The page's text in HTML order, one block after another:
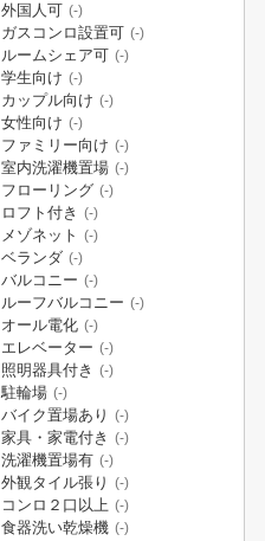
外国人可 (-)
ガスコンロ設置可 (-)
ルームシェア可 (-)
学生向け (-)
カップル向け (-)
女性向け (-)
ファミリー向け (-)
室内洗濯機置場 (-)
フローリング (-)
ロフト付き (-)
メゾネット (-)
ベランダ (-)
バルコニー (-)
ルーフバルコニー (-)
オール電化 (-)
エレベーター (-)
照明器具付き (-)
駐輪場 (-)
バイク置場あり (-)
家具・家電付き (-)
洗濯機置場有 (-)
外観タイル張り (-)
コンロ２口以上 (-)
食器洗い乾燥機 (-)